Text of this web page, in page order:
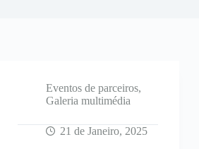
Eventos de parceiros,
Galeria multimédia
21 de Janeiro, 2025